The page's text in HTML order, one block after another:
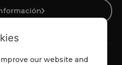
our website and